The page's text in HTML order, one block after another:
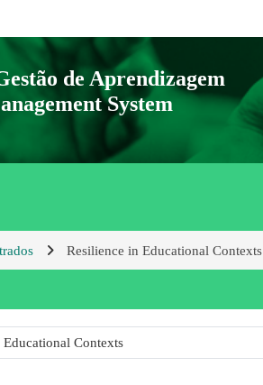
de Aprendizagem
System
Resilience in Educational Contexts